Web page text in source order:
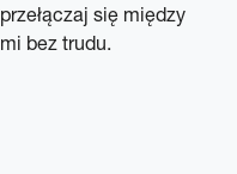
się między
bez trudu.